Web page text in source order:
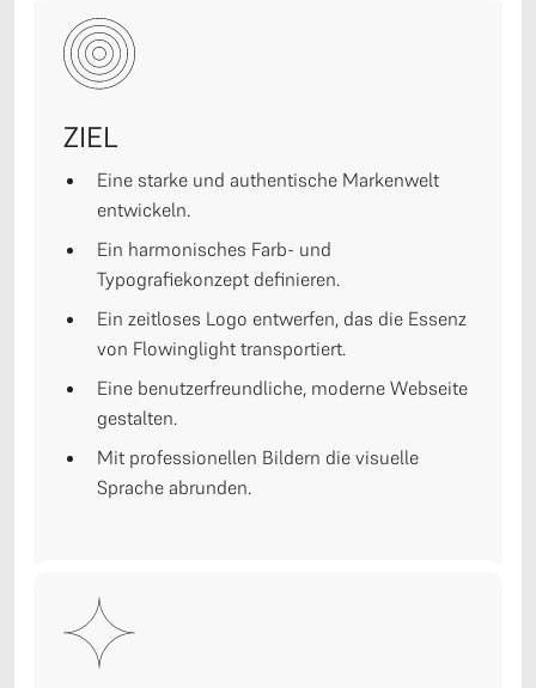
ZIEL
Eine starke und authentische Markenwelt
entwickeln.
Ein harmonisches Farb- und
Typografiekonzept definieren.
Ein zeitloses Logo entwerfen, das die Essenz
von Flowinglight transportiert.
Eine benutzerfreundliche, moderne Webseite
gestalten.
Mit professionellen Bildern die visuelle
Sprache abrunden.